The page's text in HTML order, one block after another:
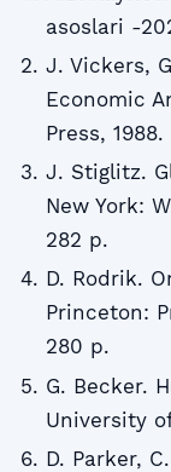
asoslari -
J. Vickers,
Economic
Press,
J. Stiglitz.
New York:
282 p.
D. Rodrik.
Princeton:
280 p.
G. Becker.
University
D. Parker,